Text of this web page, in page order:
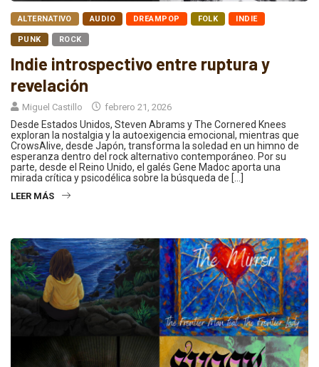
ALTERNATIVO AUDIO DREAMPOP FOLK INDIE
PUNK ROCK
Indie introspectivo entre ruptura y
revelación
Miguel Castillo febrero 21, 2026
Desde Estados Unidos, Steven Abrams y The Cornered Knees
exploran la nostalgia y la autoexigencia emocional, mientras que
CrowsAlive, desde Japón, transforma la soledad en un himno de
esperanza dentro del rock alternativo contemporáneo. Por su
parte, desde el Reino Unido, el galés Gene Madoc aporta una
mirada crítica y psicodélica sobre la búsqueda de […]
LEER MÁS